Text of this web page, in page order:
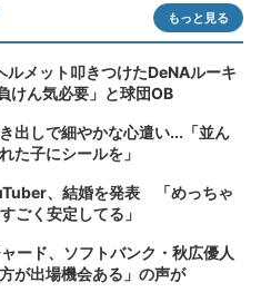
もっと見る
メット叩きつけたDeNAルーキ
ん気必要」と球団OB
出しで細やかな心遣い...「並ん
た子にシールを」
、結婚を発表 「めっちゃ
ごく安定してる」
ード、ソフトバンク・秋広優人
が出場機会ある」の声が